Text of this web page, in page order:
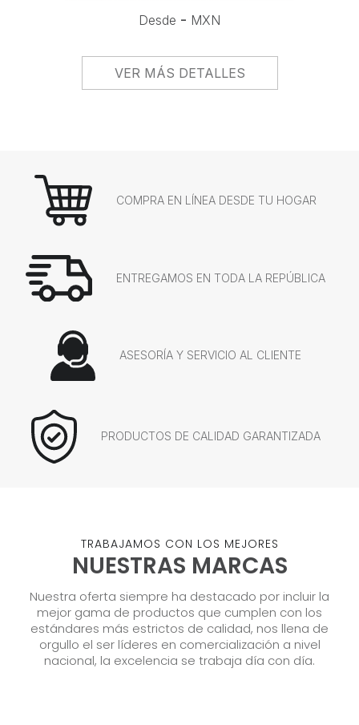
Desde - MXN
VER MÁS DETALLES
COMPRA EN LÍNEA DESDE TU HOGAR
ENTREGAMOS EN TODA LA REPÚBLICA
ASESORÍA Y SERVICIO AL CLIENTE
PRODUCTOS DE CALIDAD GARANTIZADA
TRABAJAMOS CON LOS MEJORES
NUESTRAS MARCAS
Nuestra oferta siempre ha destacado por incluir la
mejor gama de productos que cumplen con los
estándares más estrictos de calidad, nos llena de
orgullo el ser líderes en comercialización a nivel
nacional, la excelencia se trabaja día con día.